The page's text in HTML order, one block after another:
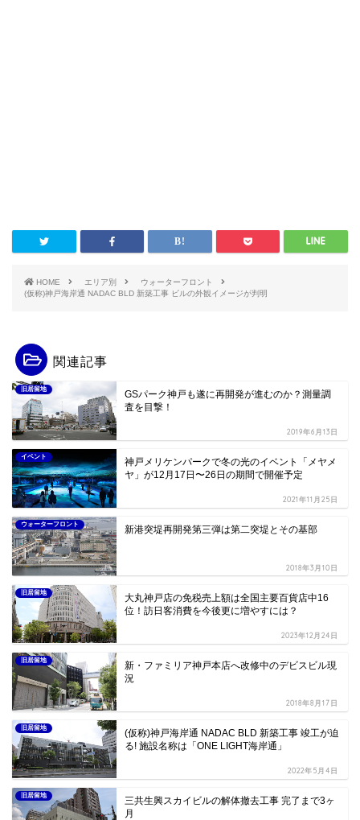
HOME エリア別
ウォーターフロント
(仮称)神戸海岸通 NADAC BLD 新築工事 ビルの外観イメージが判明
関連記事
旧居留地
GSパーク神戸も遂に再開発が進むのか？測量調
査を目撃！
2019年6月13日
イベント
神戸メリケンパークで冬の光のイベント「メヤメ
ヤ」が12月17日〜26日の期間で開催予定
2021年11月25日
ウォーターフロント 新港突堤再開発第三弾は第二突堤とその基部
2018年3月10日
旧居留地
大丸神戸店の免税売上額は全国主要百貨店中16
位！訪日客消費を今後更に増やすには？
2023年12月24日
旧居留地
新・ファミリア神戸本店へ改修中のデビスビル現
況
2018年8月17日
旧居留地
(仮称)神戸海岸通 NADAC BLD 新築工事 竣工が迫
る! 施設名称は「ONE LIGHT海岸通」
2022年5月4日
旧居留地
三共生興スカイビルの解体撤去工事 完了まで3ヶ
月